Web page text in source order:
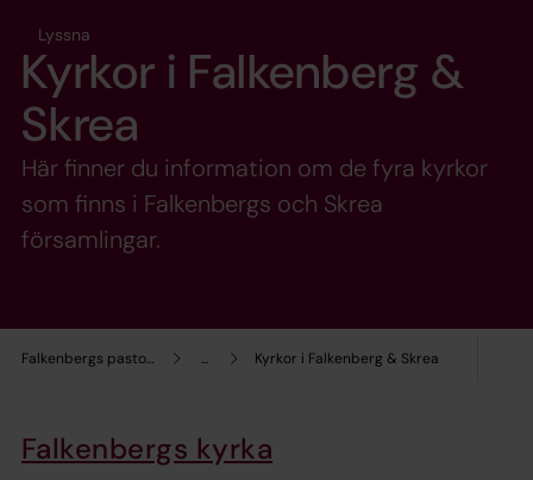
Falkenbergs pastorat ... Kyrkor i Falkenberg & Skrea
Lyssna
Kyrkor i Falkenberg &
Skrea
Här finner du information om de fyra kyrkor
som finns i Falkenbergs och Skrea
församlingar.
Falkenbergs kyrka